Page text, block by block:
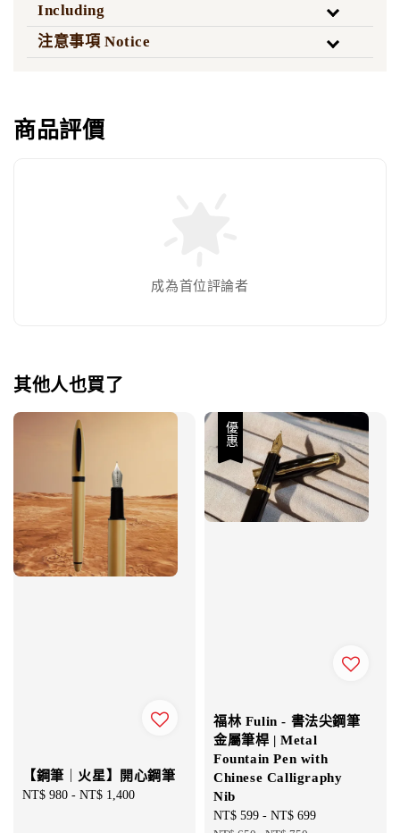
Including
注意事項 Notice
商品評價
成為首位評論者
其他人也買了
【鋼筆｜火星】開心鋼筆
Regular
NT$ 980 - NT$ 1,400
優惠
福林 Fulin - 書法尖鋼筆
金屬筆桿 | Metal
Fountain Pen with
Chinese Calligraphy
Nib
Sale
NT$ 599 - NT$ 699